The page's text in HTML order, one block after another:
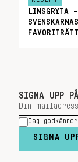
LINSGRYTA –
SVENSKARNAS
FAVORITRÄTT
SIGNA UPP
Jag
SIGNA